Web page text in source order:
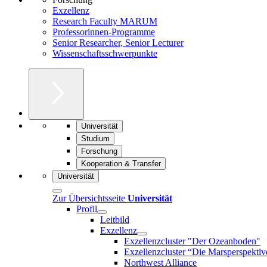
Exzellenz
Research Faculty MARUM
Professorinnen-Programme
Senior Researcher, Senior Lecturer
Wissenschaftsschwerpunkte
Universität
Studium
Forschung
Kooperation & Transfer
Universität
Zur Übersichtsseite Universität
Profil
Leitbild
Exzellenz
Exzellenzcluster "Der Ozeanboden"
Exzellenzcluster “Die
Northwest Alliance